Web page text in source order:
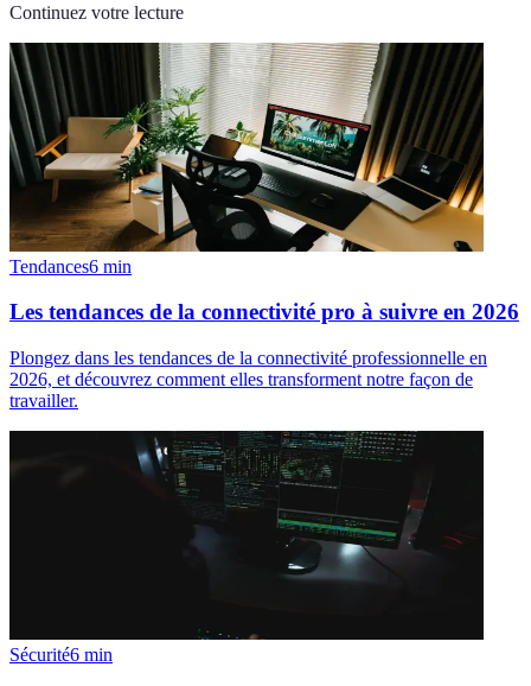
Continuez votre lecture
Tendances6 min
Les tendances de la connectivité pro à suivre en 2026
Plongez dans les tendances de la connectivité professionnelle en
2026, et découvrez comment elles transforment notre façon de
travailler.
Sécurité6 min